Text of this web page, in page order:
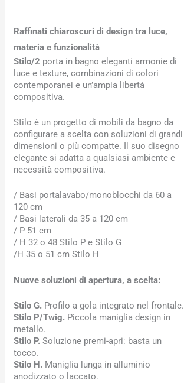
Raffinati chiaroscuri di design tra luce,
materia e funzionalità
Stilo/2 porta in bagno eleganti armonie di
luce e texture, combinazioni di colori
contemporanei e un’ampia libertà
compositiva.
Stilo è un progetto di mobili da bagno da
configurare a scelta con soluzioni di grandi
dimensioni o più compatte. Il suo disegno
elegante si adatta a qualsiasi ambiente e
necessità compositiva.
/ Basi portalavabo/monoblocchi da 60 a
120 cm
/ Basi laterali da 35 a 120 cm
/ P 51 cm
/ H 32 o 48 Stilo P e Stilo G
/H 35 o 51 cm Stilo H
Nuove soluzioni di apertura, a scelta:
Stilo G. Profilo a gola integrato nel frontale.
Stilo P/Twig. Piccola maniglia design in
metallo.
Stilo P. Soluzione premi-apri: basta un
tocco.
Stilo H. Maniglia lunga in alluminio
anodizzato o laccato.